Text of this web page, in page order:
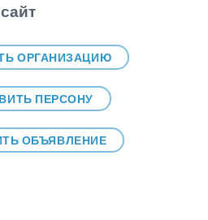
ОРГАНИЗАЦИЮ
ПЕРСОНУ
ОБЪЯВЛЕНИЕ